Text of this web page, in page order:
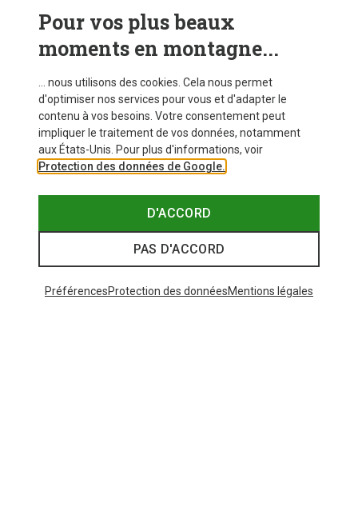
+12 Tailles
Lunettes de sport Matrix Small
ONE SIZE
Bliz
Lunettes de sport Matrix
89,95 €
Pour vos plus beaux
moments en montagne...
... nous utilisons des cookies. Cela nous permet
d'optimiser nos services pour vous et d'adapter le
contenu à vos besoins. Votre consentement peut
impliquer le traitement de vos données, notamment
aux États-Unis. Pour plus d'informations, voir
Protection des données de Google.
D'ACCORD
PAS D'ACCORD
PréférencesProtection des donnéesMentions légales